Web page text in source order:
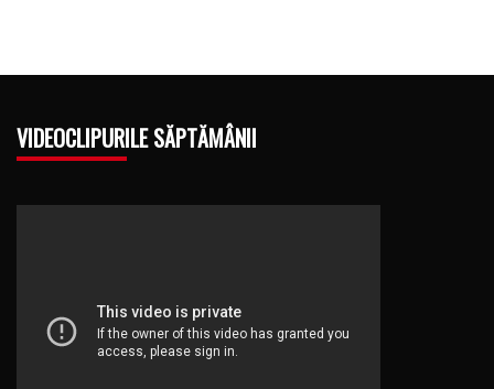
VIDEOCLIPURILE SĂPTĂMÂNII